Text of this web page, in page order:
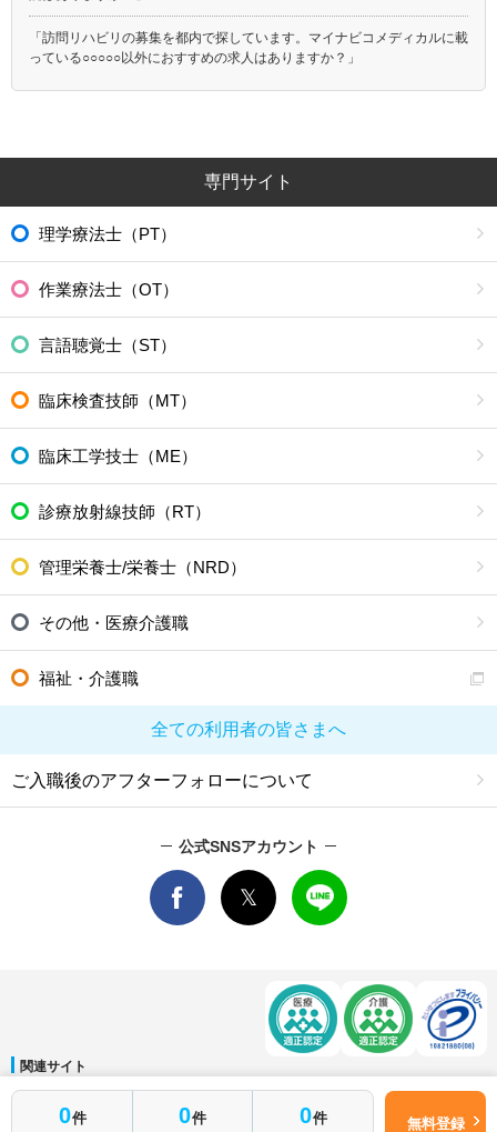
0件 0件 0件 無料登録
「訪問リハビリの募集を都内で探しています。マイナビコメディカルに載
っている○○○○○以外におすすめの求人はありますか？」
専門サイト
理学療法士（PT）
作業療法士（OT）
言語聴覚士（ST）
臨床検査技師（MT）
臨床工学技士（ME）
診療放射線技師（RT）
管理栄養士/栄養士（NRD）
その他・医療介護職
福祉・介護職
全ての利用者の皆さまへ
ご入職後のアフターフォローについて
公式SNSアカウント
関連サイト
マイナビDOCTOR│マイナビ看護師│マイナビ薬剤師│マイナビ保育士
運営会社